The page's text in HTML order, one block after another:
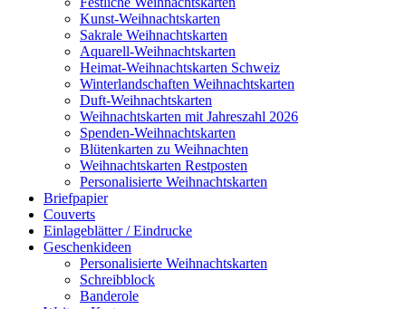
Kunst-Weihnachtskarten
Sakrale Weihnachtskarten
Aquarell-Weihnachtskarten
Heimat-Weihnachtskarten Schweiz
Winterlandschaften Weihnachtskarten
Duft-Weihnachtskarten
Weihnachtskarten mit Jahreszahl 2026
Spenden-Weihnachtskarten
Blütenkarten zu Weihnachten
Weihnachtskarten Restposten
Personalisierte Weihnachtskarten
Briefpapier
Couverts
Einlageblätter / Eindrucke
Geschenkideen
Personalisierte Weihnachtskarten
Schreibblock
Banderole